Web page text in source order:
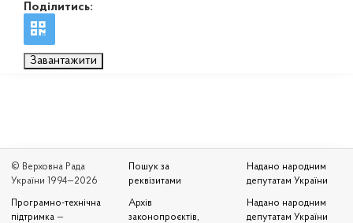
Поділитись:
Завантажити
© Верховна Рада
України 1994—2026
Програмно-технічна
підтримка —
Пошук за
реквізитами
Архів
законопроєктів,
Надано народним
депутатам України
Надано народним
депутатам України